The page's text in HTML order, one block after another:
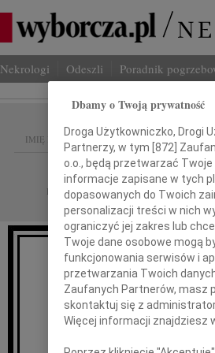
Nekrologi Odeszli Poradnik
IMIĘ I NAZWISKO:
REGION: Płock
DATA EMISJI: 02.02.2023
Ani
wyrazy
Dbamy o Twoją prywatność
Droga Użytkowniczko, Drogi
Partnerzy, w tym [872]
o.o., będą przetwarzać
informacje zapisane w tych
dopasowanych do Twoich
personalizacji treści w nich
ograniczyć jej zakres lub
Twoje dane osobowe mogą
funkcjonowania serwisów i
przetwarzania Twoich
Zaufanych Partnerów, masz
skontaktuj się z
Więcej informacji znajdziesz